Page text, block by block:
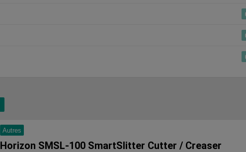
Autres
Horizon SMSL-100 SmartSlitter Cutter / Creaser